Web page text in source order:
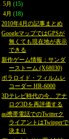
5月 (15)
4月 (18)
2010年4月の記事まとめ
GoogleマップではGPSが
無くても現在地が表示
できる
新作ゲーム情報：サンダ
ーストーム (X68030)
ポラロイド・フィルムレ
コーダー HR-6000
3Dテレビ時代の今、アナ
ログ3Dを再評価する
au携帯電話でのTwitterク
ライアントはTwipperで
決まり